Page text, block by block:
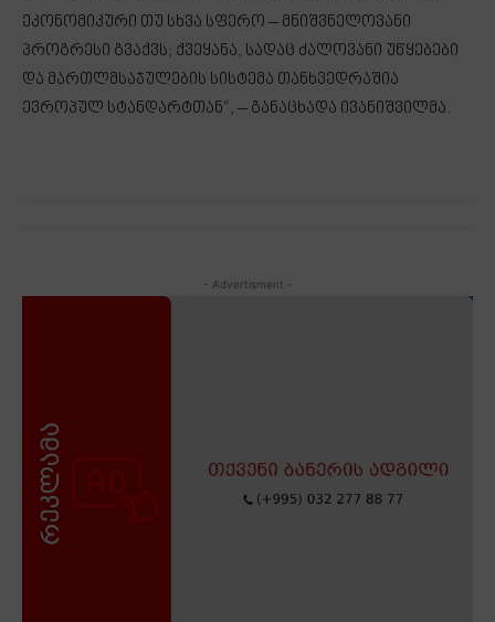
ეკონომიკური თუ სხვა სფერო – მნიშვნელოვანი
პროგრესი გვაქვს; ქვეყანა, სადაც ძალოვანი უწყებები
და მართლმსაჯულების სისტემა თანხვედრაშია
ევროპულ სტანდარტთან“, – განაცხადა ივანიშვილმა.
- Advertisment -